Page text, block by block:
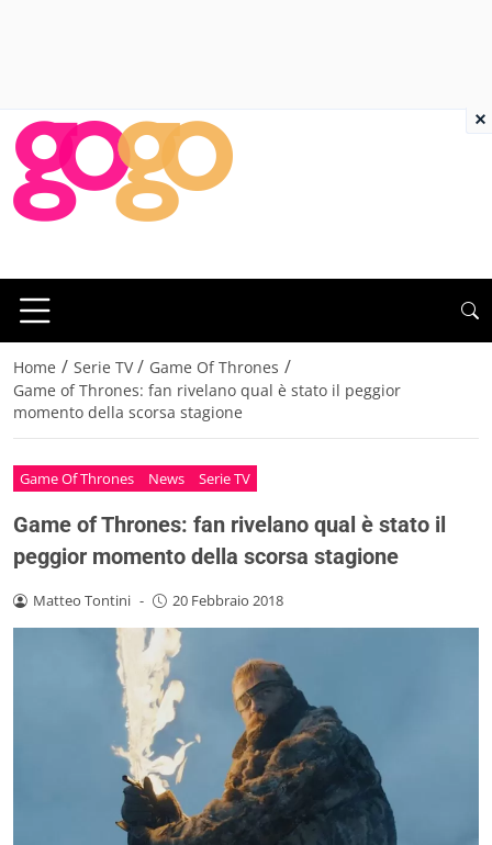
Home / Serie TV / Game Of Thrones /
Game of Thrones: fan rivelano qual è stato il peggior
momento della scorsa stagione
Game Of Thrones News Serie TV
Game of Thrones: fan rivelano qual è stato il
peggior momento della scorsa stagione
Matteo Tontini - 20 Febbraio 2018
×